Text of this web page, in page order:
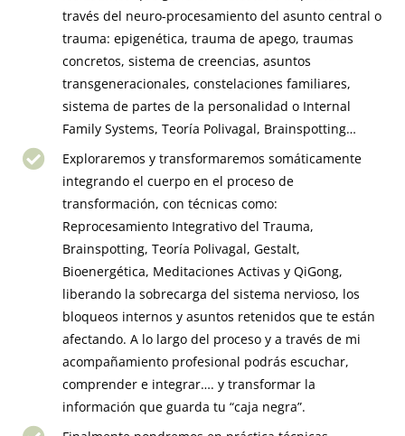
través del neuro-procesamiento del asunto central o
trauma: epigenética, trauma de apego, traumas
concretos, sistema de creencias, asuntos
transgeneracionales, constelaciones familiares,
sistema de partes de la personalidad o Internal
Family Systems, Teoría Polivagal, Brainspotting…
Exploraremos y transformaremos somáticamente
integrando el cuerpo en el proceso de
transformación, con técnicas como:
Reprocesamiento Integrativo del Trauma,
Brainspotting, Teoría Polivagal, Gestalt,
Bioenergética, Meditaciones Activas y QiGong,
liberando la sobrecarga del sistema nervioso, los
bloqueos internos y asuntos retenidos que te están
afectando. A lo largo del proceso y a través de mi
acompañamiento profesional podrás escuchar,
comprender e integrar…. y transformar la
información que guarda tu “caja negra”.